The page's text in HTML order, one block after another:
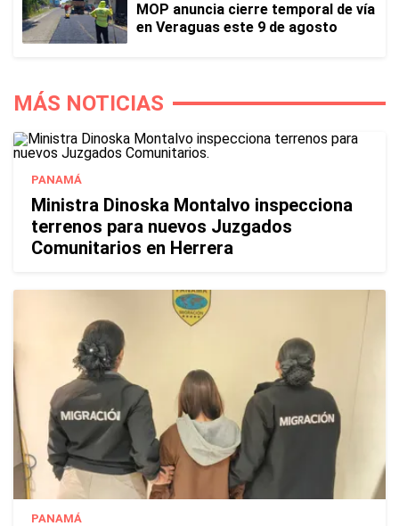
MOP anuncia cierre temporal de vía
en Veraguas este 9 de agosto
MÁS NOTICIAS
PANAMÁ
Ministra Dinoska Montalvo inspecciona
terrenos para nuevos Juzgados
Comunitarios en Herrera
PANAMÁ